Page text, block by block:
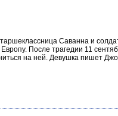
Саванна и
После трагедии 11
на ней. Девушка пишет